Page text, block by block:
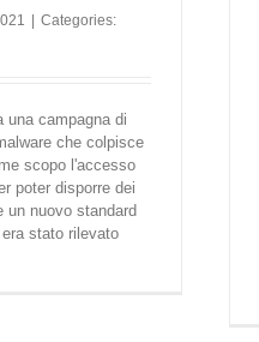
Categories:
una campagna di
che colpisce
scopo l'accesso
poter disporre dei
un nuovo standard
stato rilevato